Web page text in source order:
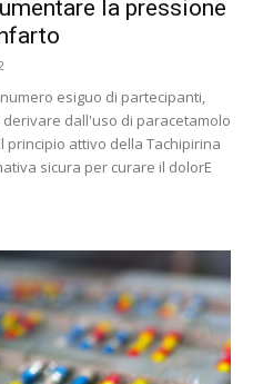
la pressione
esiguo di partecipanti,
dall'uso di paracetamolo
principio attivo della Tachipirina
sicura per curare il dolorE